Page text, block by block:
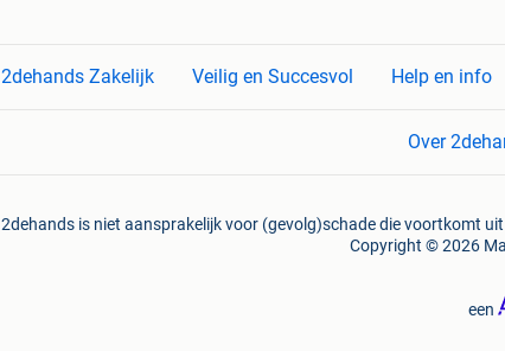
2dehands Zakelijk Veilig en Succesvol Help en info
Over
2dehands is niet aansprakelijk voor (gevolg)schade die voortkomt
Copyright © 2026
een